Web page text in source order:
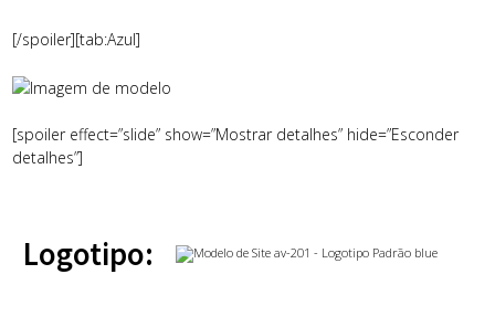
[/spoiler][tab:Azul]
[spoiler effect=”slide” show=”Mostrar detalhes” hide=”Esconder
detalhes”]
Logotipo: